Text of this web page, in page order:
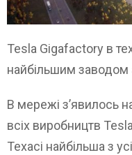
Tesla Gigafactory в
найбільшим заводом
В мережі з’явилось
всіх виробництв
Техасі найбільша з